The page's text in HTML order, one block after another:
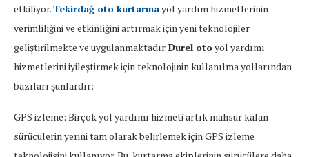
etkiliyor.Tekirdağ oto kurtarmayol yardım hizmetlerinin
verimliliğini ve etkinliğini artırmak için yeni teknolojiler
geliştirilmekte ve uygulanmaktadır.Durel otoyol yardımı
hizmetlerini iyileştirmek için teknolojinin kullanılma yollarından
bazıları şunlardır:
GPS izleme: Birçok yol yardımı hizmeti artık mahsur kalan
sürücülerin yerini tam olarak belirlemek için GPS izleme